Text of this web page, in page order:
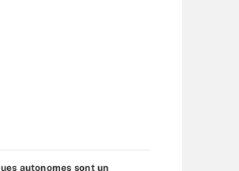
autonomes sont un